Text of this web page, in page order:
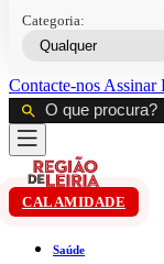
Categoria:
Contacte-nos Assinar
CALAMIDADE
Saúde